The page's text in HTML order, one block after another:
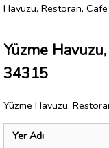
Havuzu, Restoran,
Yüzme
34315
Yüzme Havuzu,
Yer Adı